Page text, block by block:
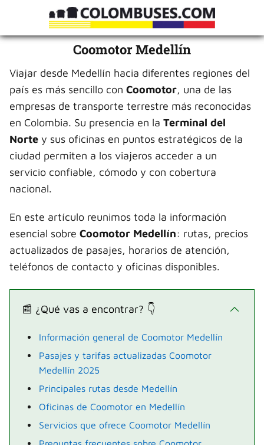
Coomotor Medellín
Viajar desde Medellín hacia diferentes regiones del
país es más sencillo con Coomotor, una de las
empresas de transporte terrestre más reconocidas
en Colombia. Su presencia en la Terminal del
Norte y sus oficinas en puntos estratégicos de la
ciudad permiten a los viajeros acceder a un
servicio confiable, cómodo y con cobertura
nacional.
En este artículo reunimos toda la información
esencial sobre Coomotor Medellín: rutas, precios
actualizados de pasajes, horarios de atención,
teléfonos de contacto y oficinas disponibles.
📰 ¿Qué vas a encontrar? 👇
Información general de Coomotor Medellín
Pasajes y tarifas actualizadas Coomotor
Medellín 2025
Principales rutas desde Medellín
Oficinas de Coomotor en Medellín
Servicios que ofrece Coomotor Medellín